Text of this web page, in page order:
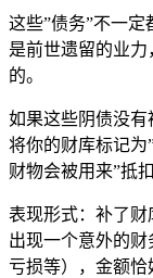
这些”债务”不一
是前世遗留的业
的。
如果这些阴债没有
将你的财库标记
财物会被用来”抵扣
表现形式：补了
出现一个意外的
亏损等），金额恰